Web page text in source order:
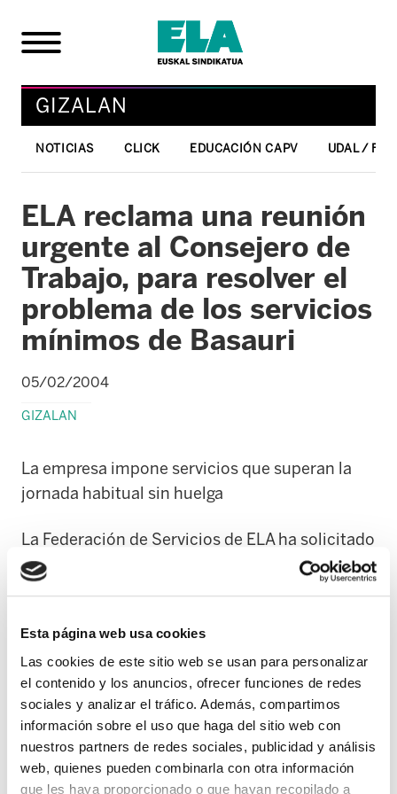
Esta página web usa cookies
Las cookies de este sitio web se usan para personalizar
el contenido y los anuncios, ofrecer funciones de redes
sociales y analizar el tráfico. Además, compartimos
información sobre el uso que haga del sitio web con
nuestros partners de redes sociales, publicidad y análisis
web, quienes pueden combinarla con otra información
que les haya proporcionado o que hayan recopilado a
GIZALAN
NOTICIAS CLICK EDUCACIÓN CAPV UDAL /
ELA reclama una reunión
urgente al Consejero de
Trabajo, para resolver el
problema de los servicios
mínimos de Basauri
05/02/2004
GIZALAN
La empresa impone servicios que superan la
jornada habitual sin huelga
La Federación de Servicios de ELA ha solicitado
hoy "con carácter de urgencia" una reunión al
realización de los servicios mínimos
establecidos en la Orden dictada ayer por el
responsable del Departamento. El motivo de
esta petición lo basa ELA zerbitzuak en el
hecho de que por parte de FCC se están
produciendo actuaciones que se consideran
"atropellos de nuestro derecho de huelga y